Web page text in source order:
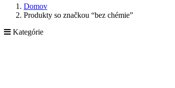
Domov
Produkty so značkou “bez chémie”
Kategórie